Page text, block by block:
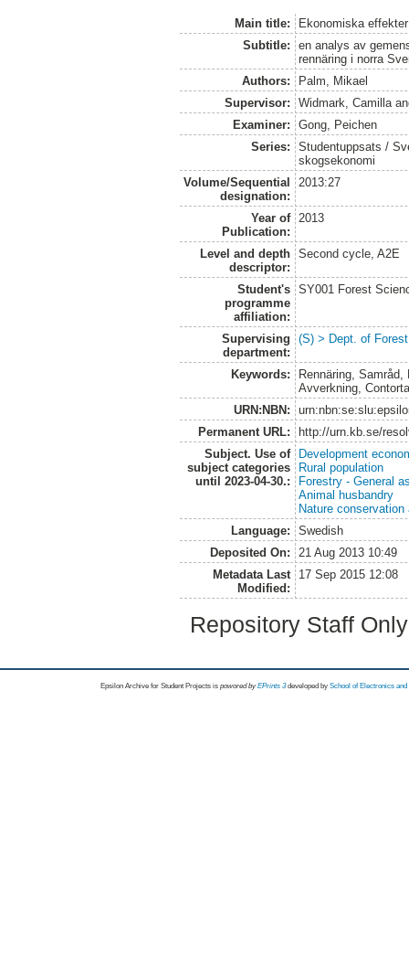
Main title:
Ekonomiska
Subtitle:
en analys av
rennäring i norra
Authors:
Palm, Mikael
Supervisor:
Widmark, Camilla
Examiner:
Gong, Peichen
Series:
Studentuppsats /
skogsekonomi
Volume/Sequential
designation:
2013:27
Year of
Publication:
2013
Level and depth
descriptor:
Second cycle, A2E
Student's
programme
affiliation:
SY001 Forest
Supervising
department:
(S) > Dept. of
Keywords:
Rennäring,
Avverkning,
URN:NBN:
Permanent URL:
http://urn.kb.se/
Subject. Use of
subject categories
until 2023-04-30.:
Development
Rural population
Forestry - General
Animal husbandry
Nature
Language:
Swedish
Deposited On:
21 Aug 2013 10:49
Metadata Last
Modified:
17 Sep 2015 12:08
Repository Staff
Epsilon Archive for Student Projects is powored byEPrints 3 developed by School of Electronics